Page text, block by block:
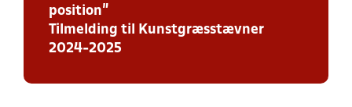
position”
Tilmelding til Kunstgræsstævner
2024-2025